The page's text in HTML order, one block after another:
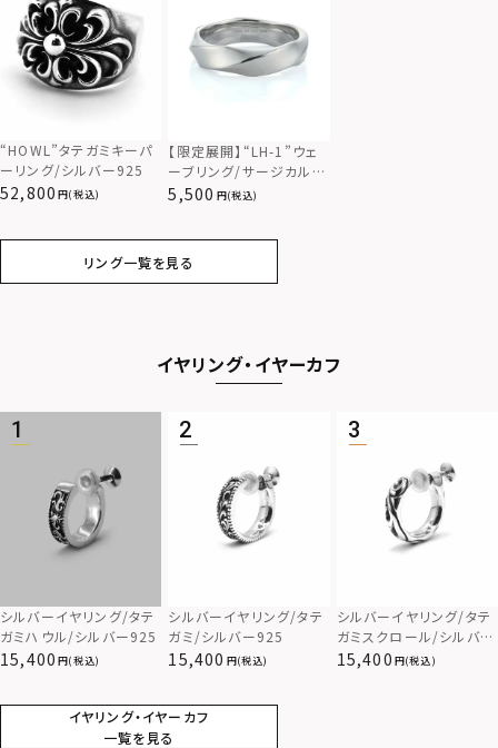
“HOWL”タテガミキーパ
ーリング/シルバー925
52,800 (税込)
【限定展開】“LH-1”ウェ
ーブリング/サージカルス
テンレス（金属アレルギー
5,500 (税込)
リング一覧を見る
イヤリング・イヤーカフ
シルバーイヤリング/タテ
ガミハウル/シルバー925
15,400 (税込)
シルバーイヤリング/タテ
ガミ/シルバー925
15,400 (税込)
シルバーイヤリング/タテ
ガミスクロール/シルバー
925
15,400 (税込)
イヤリング・イヤーカフ
一覧を見る